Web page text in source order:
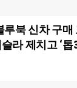
북 신차 구매
라 제치고 ‘톱